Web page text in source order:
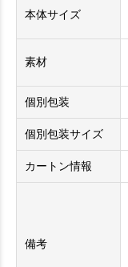
本体サイズ
素材
個別包装
個別包装サイズ
カートン情報
備考